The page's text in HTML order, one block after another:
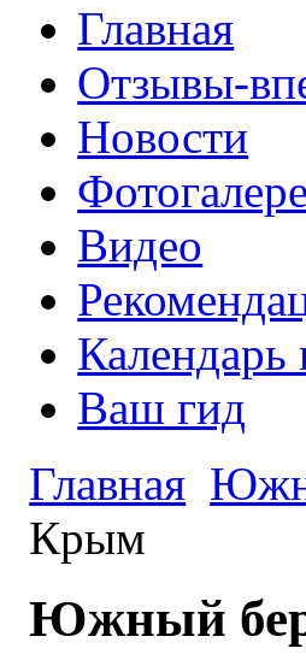
Главная
Отзывы-
Новости
Видео
Календарь
Ваш гид
Главная
Крым
Южный